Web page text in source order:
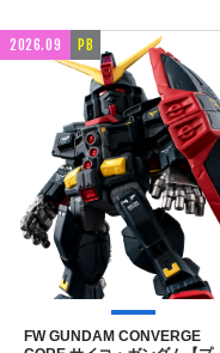
2026.09 PB
FW GUNDAM CONVERGE